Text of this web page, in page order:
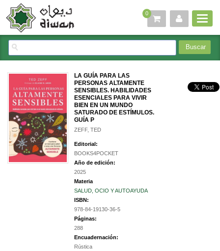
0
LA GUÍA PARA LAS
PERSONAS ALTAMENTE
SENSIBLES. HABILIDADES
ESENCIALES PARA VIVIR
BIEN EN UN MUNDO
SATURADO DE ESTÍMULOS.
GUÍA P
ZEFF, TED
Editorial:
BOOKS4POCKET
Año de edición:
2025
Materia
SALUD, OCIO Y AUTOAYUDA
ISBN:
978-84-19130-36-5
Páginas:
288
Encuadernación:
Rústica